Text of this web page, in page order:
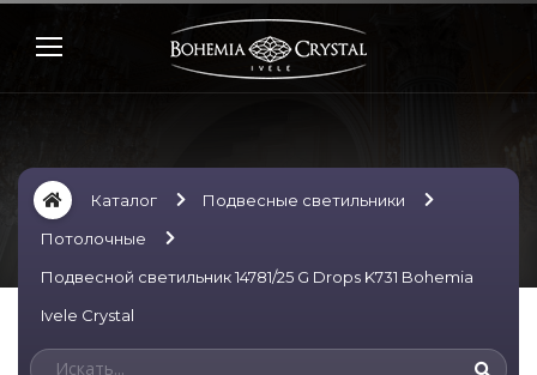
Каталог
Подвесные светильники
Потолочные
Подвесной светильник 14781/25 G Drops K731 Bohemia
Ivele Crystal